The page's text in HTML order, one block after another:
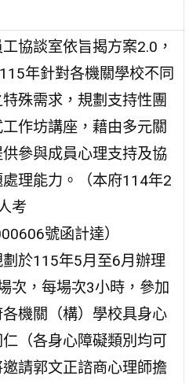
協談室依旨揭方案2.0，
年針對各機關學校不同
殊需求，規劃支持性團
作坊講座，藉由多元關
參與成員心理支持及協
理能力。（本府114年2
考
號函計達）
於115年5月至6月辦理
次，每場次3小時，參加
機關（構）學校具身心
（各身心障礙類別均可
請郭文正諮商心理師擔